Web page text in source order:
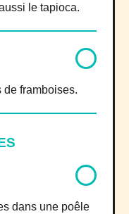
le tapioca.
framboises.
dans une poêle